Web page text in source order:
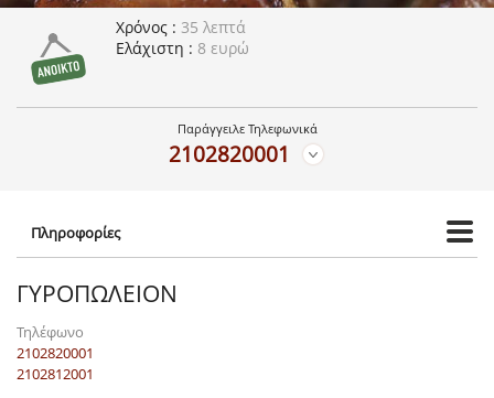
Χρόνος
35 λεπτά
Ελάχιστη
8 ευρώ
Παράγγειλε Τηλεφωνικά
2102820001
Πληροφορίες
ΓΥΡΟΠΩΛΕΙΟΝ
Τηλέφωνο
2102820001
2102812001